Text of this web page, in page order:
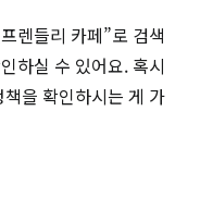
렌들리 카페”로 검색
하실 수 있어요. 혹시
을 확인하시는 게 가